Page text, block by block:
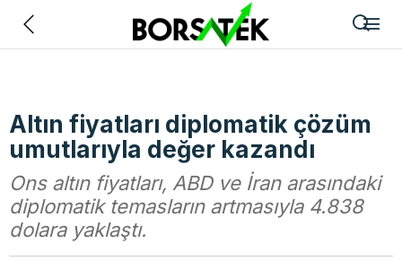
Altın fiyatları diplomatik çözüm
umutlarıyla değer kazandı
Ons altın fiyatları, ABD ve İran arasındaki
diplomatik temasların artmasıyla 4.838
dolara yaklaştı.